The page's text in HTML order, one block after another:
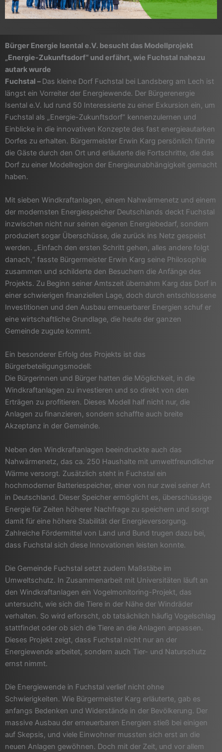
Bürger Energie Isental e.V. besucht das Modellprojekt
„Energie-Zukunftsdorf“ und erfährt, wie Fuchstal nahezu
autark wurde
Fuchstal – Das kleine Dorf Fuchstal bei Landsberg am Lech ist
längst ein Vorreiter der Energiewende. Der Bürgerenergie
Isental e.V. lud rund 50 Interessierte zu einer Exkursion ein, um
Fuchstal als „Energie-Zukunftsdorf“ kennenzulernen und
Einblicke in die innovativen Konzepte des fast energieautarken
Dorfes zu erhalten. Bürgermeister Erwin Karg persönlich führte
die Gäste durch den Ort und erläuterte die Fortschritte, die das
Dorf zu einer Modellregion der Energieunabhängigkeit gemacht
haben.
Mit sieben Windkraftanlagen, einem Nahwärmenetz und einem
der modernsten Energiespeicher Deutschlands deckt Fuchstal
inzwischen nicht nur seinen eigenen Energiebedarf, sondern
produziert sogar Überschüsse, die zurück ins Netz gespeist
werden. „Einfach den ersten Schritt gehen, alles andere folgt
danach,“ fasste Bürgermeister Erwin Karg seine Philosophie
zusammen und schilderte den Besuchern die Anfänge des
Projekts. Zu Beginn seiner Amtszeit übernahm Karg das Dorf in
einer schwierigen finanziellen Lage, doch durch entschlossene
Investitionen und den Ausbau erneuerbarer Energien schuf er
eine wirtschaftliche Grundlage, die heute der ganzen
Gemeinde zugute kommt.
Ein besonderer Erfolg des Projekts ist das
Bürgerbeteiligungsmodell:
Die Bürgerinnen und Bürger hatten die Möglichkeit, in die
Windkraftanlagen zu investieren und so direkt von den
Erträgen zu profitieren. Dieses Modell half nicht nur, die
Anlagen zu finanzieren, sondern schaffte auch breite
Akzeptanz in der Gemeinde.
Neben den Windkraftanlagen beeindruckte auch das
Nahwärmenetz, das ca. 250 Haushalte mit umweltfreundlicher
Wärme versorgt. Zusätzlich steht in Fuchstal ein
hochmoderner Batteriespeicher, einer von nur zwei seiner Art
in Deutschland. Dieser Speicher ermöglicht es, überschüssige
Energie für Zeiten höherer Nachfrage zu speichern und sorgt
damit für eine höhere Stabilität der Energieversorgung.
Zahlreiche Fördermittel von Land und Bund trugen dazu bei,
dass Fuchstal sich diese Innovationen leisten konnte.
Die Gemeinde Fuchstal setzt zudem Maßstäbe im
Umweltschutz. In Zusammenarbeit mit Universitäten läuft an
den Windkraftanlagen ein Vogelmonitoring-Projekt, das
untersucht, wie sich die Tiere in der Nähe der Windräder
verhalten. So wird erforscht, ob tatsächlich häufig Vogelschlag
stattfindet oder ob sich die Tiere an die Anlagen anpassen.
Dieses Projekt zeigt, dass Fuchstal nicht nur an der
Energiewende arbeitet, sondern auch Tier- und Naturschutz
ernst nimmt.
Die Energiewende in Fuchstal verlief nicht ohne
Schwierigkeiten. Wie Bürgermeister Karg erläuterte, gab es
anfangs Bedenken und Widerstände in der Bevölkerung. Der
massive Ausbau der erneuerbaren Energien stieß bei einigen
auf Skepsis, und viele Einwohner mussten sich erst an die
neuen Anlagen gewöhnen. Doch mit der Zeit, und vor allem